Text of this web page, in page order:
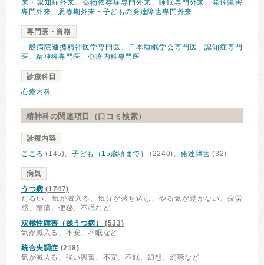
来・認知症外来、 薬物依存症専門外来、 睡眠専門外来、発達障害
専門外来、思春期外来・子どもの発達障害専門外来
専門医・資格
一般病院連携精神医学専門医 、 日本睡眠学会専門医 、認知症専門
医 、精神科専門医 、心療内科専門医
診療科目
心療内科
精神科の関連項目（口コミ検索）
診療内容
こころ (145)、子ども（15歳頃まで） (2240)、発達障害 (32)
病気
うつ病 (1747)
だるい、気が滅入る、気分が落ち込む、やる気が湧かない、疲労
感、頭痛、便秘、不眠など
双極性障害（躁うつ病）
(533)
気が滅入る、不安、不眠など
統合失調症 (218)
気が滅入る、強い興奮、不安、不眠、幻想、幻聴など